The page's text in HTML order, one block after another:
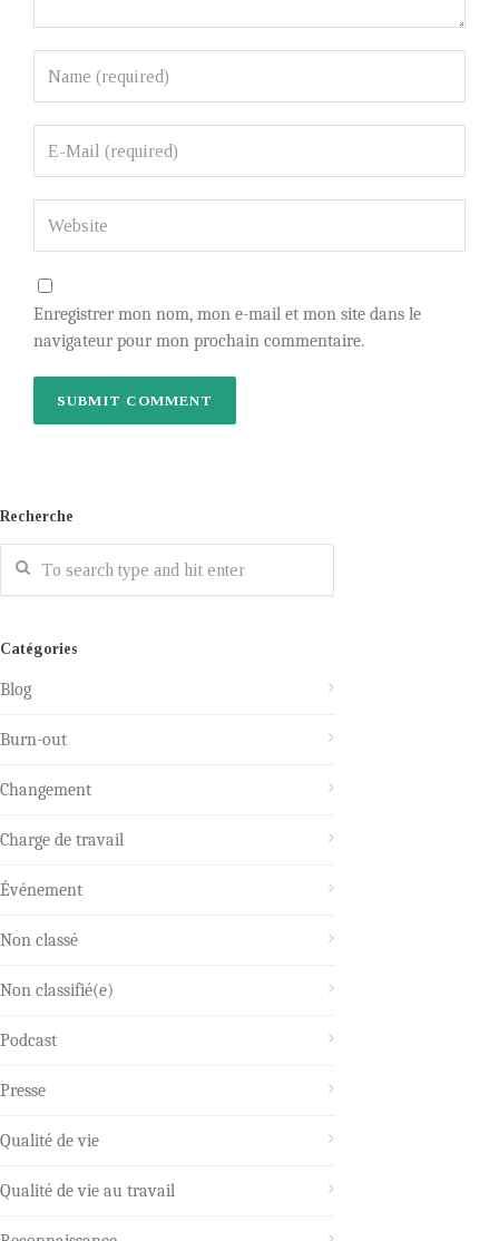
Enregistrer mon nom, mon e-mail et mon site dans le
navigateur pour mon prochain commentaire.
Recherche
Catégories
Blog
Burn-out
Changement
Charge de travail
Événement
Non classé
Non classifié(e)
Podcast
Presse
Qualité de vie
Qualité de vie au travail